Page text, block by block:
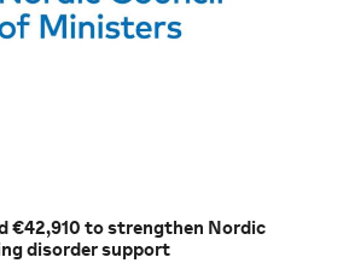
€42,910 to strengthen Nordic
disorder support